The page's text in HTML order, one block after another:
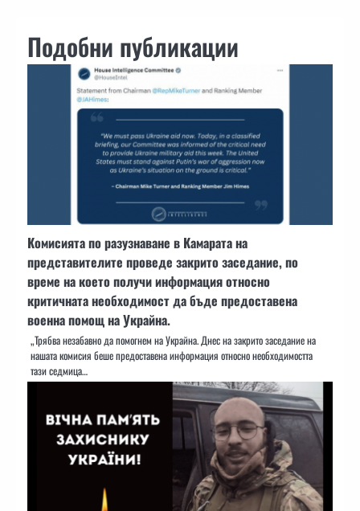
Подобни публикации
Комисията по разузнаване в Камарата на
представителите проведе закрито заседание, по
време на което получи информация относно
критичната необходимост да бъде предоставена
военна помощ на Украйна.
„Трябва незабавно да помогнем на Украйна. Днес на закрито заседание на
нашата комисия беше предоставена информация относно необходимостта
тази седмица…